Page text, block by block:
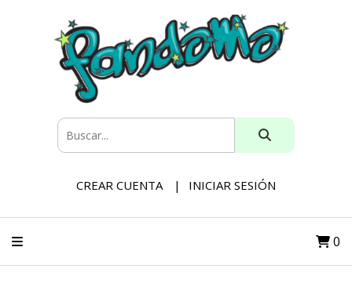
CREAR CUENTA INICIAR SESIÓN
0